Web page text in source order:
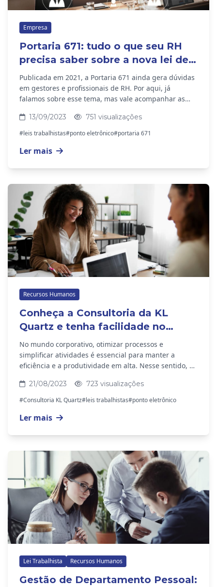
Empresa
Portaria 671: tudo o que seu RH
precisa saber sobre a nova lei de
ponto
Publicada em 2021, a Portaria 671 ainda gera dúvidas
em gestores e profissionais de RH. Por aqui, já
falamos sobre esse tema, mas vale acompanhar as
13/09/2023 751 visualizações
#leis trabalhistas#ponto eletrônico#portaria 671
Ler mais
Recursos Humanos
Conheça a Consultoria da KL
Quartz e tenha facilidade no
fechamento de ponto
No mundo corporativo, otimizar processos e
simplificar atividades é essencial para manter a
eficiência e a produtividade em alta. Nesse sentido, a
21/08/2023 723 visualizações
#Consultoria KL Quartz#leis trabalhistas#ponto eletrônico
Ler mais
Lei Trabalhista Recursos Humanos
Gestão de Departamento Pessoal: